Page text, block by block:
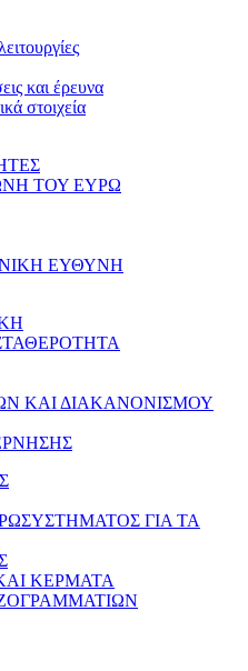
και έρευνα
στοιχεία
ΤΟΥ ΕΥΡΩ
ΕΥΘΥΝΗ
ΚΑΙ ΔΙΑΚΑΝΟΝΙΣΜΟΥ
ΓΙΑ ΤΑ
ΚΕΡΜΑΤΑ